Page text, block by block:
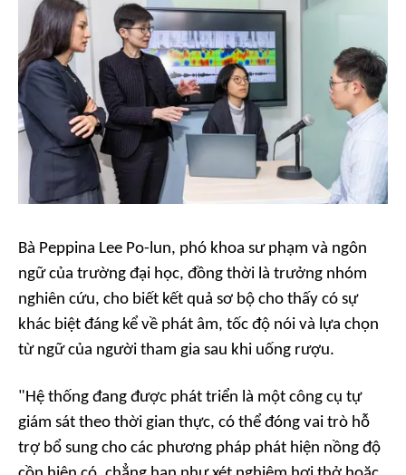
Bà Peppina Lee Po-lun, phó khoa sư phạm và ngôn
ngữ của trường đại học, đồng thời là trưởng nhóm
nghiên cứu, cho biết kết quả sơ bộ cho thấy có sự
khác biệt đáng kể về phát âm, tốc độ nói và lựa chọn
từ ngữ của người tham gia sau khi uống rượu.
"Hệ thống đang được phát triển là một công cụ tự
giám sát theo thời gian thực, có thể đóng vai trò hỗ
trợ bổ sung cho các phương pháp phát hiện nồng độ